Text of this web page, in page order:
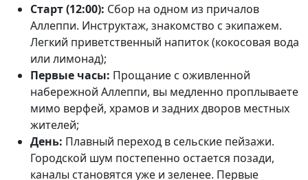
Старт (12:00): Сбор на одном из причалов
Аллеппи. Инструктаж, знакомство с экипажем.
Легкий приветственный напиток (кокосовая вода
или лимонад);
Первые часы: Прощание с оживленной
набережной Аллеппи, вы медленно проплываете
мимо верфей, храмов и задних дворов местных
жителей;
День: Плавный переход в сельские пейзажи.
Городской шум постепенно остается позади,
каналы становятся уже и зеленее. Первые